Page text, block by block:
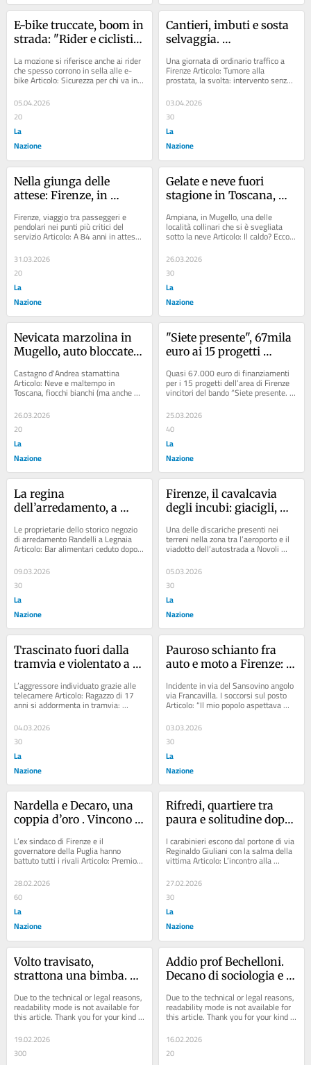
E-bike truccate, boom in
strada: "Rider e ciclisti,
per il piano di controlli
La mozione si riferisce anche ai rider
che spesso corrono in sella alle e-
bike Articolo: Sicurezza per chi va in
bici, parte la campagna...
05.04.2026
20
La
Nazione
Cantieri, imbuti e sosta
selvaggia.
ovunque, e i passeggeri
s’infuriano con noi”
Una giornata di ordinario traffico a
Firenze Articolo: Tumore alla
prostata, la svolta: intervento senza
tagli, senza dolore e con un recupero
lampo...
03.04.2026
30
La
Nazione
Nella giunga delle
attese: Firenze, in
degli autobus: “Disagi
continui”. Ecco le linee
Firenze, viaggio tra passeggeri e
pendolari nei punti più critici del
servizio Articolo: A 84 anni in attesa
31.03.2026
20
La
Nazione
Gelate e neve fuori
stagione in Toscana,
per le fioriture
Ampiana, in Mugello, una delle
località collinari che si è svegliata
sotto la neve Articolo: Il caldo? Ecco
26.03.2026
30
La
Nazione
Nevicata marzolina in
Mugello, auto bloccate:
coltre bianca
Castagno d'Andrea stamattina
Articolo: Neve e maltempo in
Toscana, fiocchi bianchi (ma anche
pioggia e grandine) a primavera.
Scatta l’allerta...
26.03.2026
20
La
Nazione
"Siete presente", 67mila
euro ai 15 progetti
Quasi 67.000 euro di finanziamenti
per i 15 progetti dell’area di Firenze
vincitori del bando “Siete presente.
Giovani e associazionismo”,......
25.03.2026
40
La
Nazione
La regina
dell’arredamento, a
Randelli: “I costi sono
troppo alti”
Le proprietarie dello storico negozio
di arredamento Randelli a Legnaia
Articolo: Bar alimentari ceduto dopo
22 anni. E ora al suo posto riaprirà
un...
09.03.2026
30
La
Nazione
Firenze, il cavalcavia
degli incubi: giacigli,
la notte vince la paura”
Una delle discariche presenti nei
terreni nella zona tra l’aeroporto e il
viadotto dell’autostrada a Novoli
05.03.2026
30
La
Nazione
Trascinato fuori dalla
tramvia e violentato a 17
Renzi: “Serve la certezza
della pena”
L’aggressore individuato grazie alle
telecamere Articolo: Ragazzo di 17
anni si addormenta in tramvia:
a...
04.03.2026
30
La
Nazione
Pauroso schianto fra
auto e moto a Firenze:
distrutti
Incidente in via del Sansovino angolo
via Francavilla. I soccorsi sul posto
Articolo: “Il mio popolo aspettava
quegli aerei”. Leila, l’attivista...
03.03.2026
30
La
Nazione
Nardella e Decaro, una
coppia d’oro . Vincono il
politici
L’ex sindaco di Firenze e il
governatore della Puglia hanno
battuto tutti i rivali Articolo: Premio
e...
28.02.2026
60
La
Nazione
Rifredi, quartiere tra
paura e solitudine dopo
non esce più nessuno”
I carabinieri escono dal portone di via
Reginaldo Giuliani con la salma della
vittima Articolo: L’incontro alla
27.02.2026
30
La
Nazione
Volto travisato,
strattona una bimba.
aggressore in fuga
Due to the technical or legal reasons,
readability mode is not available for
this article. Thank you for your kind
19.02.2026
300
Addio prof Bechelloni.
Decano di sociologia e
Due to the technical or legal reasons,
readability mode is not available for
this article. Thank you for your kind
16.02.2026
20